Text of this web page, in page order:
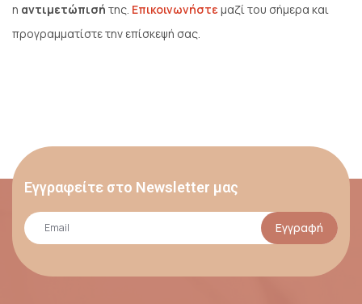
η αντιμετώπισή της. Επικοινωνήστεμαζί του σήμερα και
προγραμματίστε την επίσκεψή σας.
Εγγραφείτε στο Newsletter μας
Εγγραφή